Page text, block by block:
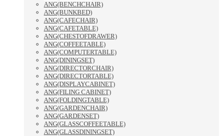
ANG(BENCHCHAIR)
ANG(BUNKBED)
ANG(CAFECHAIR)
ANG(CAFETABLE)
ANG(CHESTOFDRAWER)
ANG(COFFEETABLE)
ANG(COMPUTERTABLE)
ANG(DININGSET)
ANG(DIRECTORCHAIR)
ANG(DIRECTORTABLE)
ANG(DISPLAYCABINET)
ANG(FILING CABINET)
ANG(FOLDINGTABLE)
ANG(GARDENCHAIR)
ANG(GARDENSET)
ANG(GLASSCOFFEETABLE)
ANG(GLASSDININGSET)